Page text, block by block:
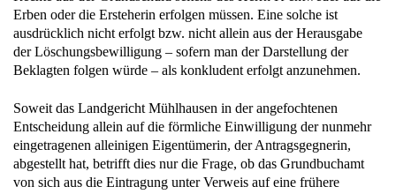
ausdrücklich nicht erfolgt bzw. nicht allein aus der Herausgabe
der Löschungsbewilligung – sofern man der Darstellung der
Beklagten folgen würde – als konkludent erfolgt anzunehmen.
Entscheidung allein auf die förmliche Einwilligung der nunmehr
eingetragenen alleinigen Eigentümerin, der Antragsgegnerin,
abgestellt hat, betrifft dies nur die Frage, ob das Grundbuchamt
von sich aus die Eintragung unter Verweis auf eine frühere
Miteigentümerschaft ablehnen durfte. Nicht hingegen hat sich das